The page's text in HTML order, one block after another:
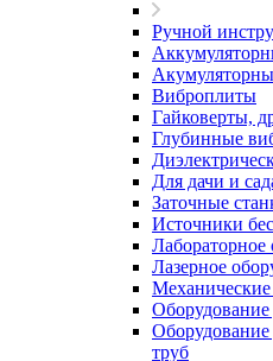
Ручной
Виброплиты
Гайковерты,
Глубинные
Для дачи и
Заточные
Источники
Лабораторное
Лазерное
Оборудование
труб